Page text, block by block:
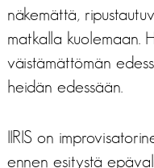
näkemättä,
matkalla kuolemaan.
väistämättömän
heidän edessään.
IIRIS on
ennen esitystä